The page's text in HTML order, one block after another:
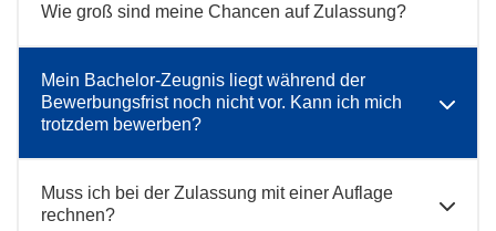
Wie groß sind meine Chancen auf Zulassung?
Mein Bachelor-Zeugnis liegt während der
Bewerbungsfrist noch nicht vor. Kann ich mich
trotzdem bewerben?
Muss ich bei der Zulassung mit einer Auflage
rechnen?